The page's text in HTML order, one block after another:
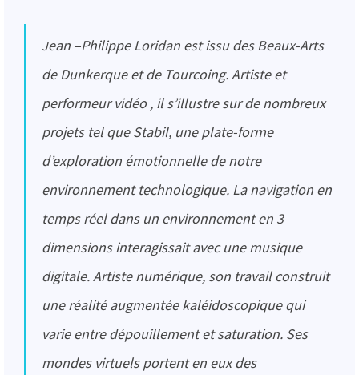
Jean –Philippe Loridan est issu des Beaux-Arts
de Dunkerque et de Tourcoing. Artiste et
performeur vidéo , il s’illustre sur de nombreux
projets tel que Stabil, une plate-forme
d’exploration émotionnelle de notre
environnement technologique. La navigation en
temps réel dans un environnement en 3
dimensions interagissait avec une musique
digitale. Artiste numérique, son travail construit
une réalité augmentée kaléidoscopique qui
varie entre dépouillement et saturation. Ses
mondes virtuels portent en eux des